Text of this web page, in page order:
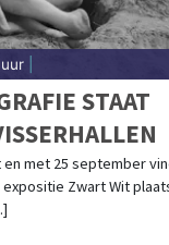
STAAT
en met 25 september
Zwart Wit